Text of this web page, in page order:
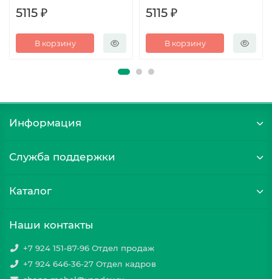
5115 ₽
В корзину
5115 ₽
В корзину
Информация
Служба поддержки
Каталог
Наши контакты
+7 924 151-87-96 Отдел продаж
+7 924 646-36-27 Отдел кадров